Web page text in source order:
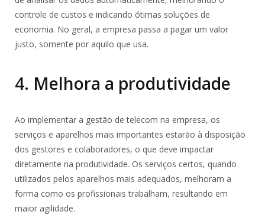
controle de custos e indicando ótimas soluções de
economia. No geral, a empresa passa a pagar um valor
justo, somente por aquilo que usa.
4. Melhora a produtividade
Ao implementar a gestão de telecom na empresa, os
serviços e aparelhos mais importantes estarão à disposição
dos gestores e colaboradores, o que deve impactar
diretamente na produtividade. Os serviços certos, quando
utilizados pelos aparelhos mais adequados, melhoram a
forma como os profissionais trabalham, resultando em
maior agilidade.